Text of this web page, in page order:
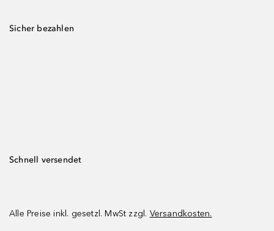
Sicher bezahlen
Schnell versendet
Alle Preise inkl. gesetzl. MwSt zzgl. Versandkosten.